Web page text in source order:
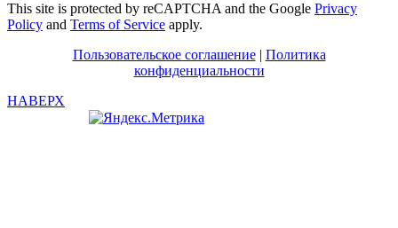
This site is protected by reCAPTCHA and the Google Privacy
Policy and Terms of Service apply.
Пользовательское соглашение| Политика
конфиденциальности
НАВЕРХ